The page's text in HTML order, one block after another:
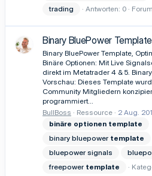
trading
Antworten: 0
Binary BluePower
Binary BluePower Template,
Binäre Optionen: Mit Live
direkt im Metatrader 4 & 5.
Vorschau: Dieses Template
Community Mitgliedern
programmiert...
BullBoss
Ressource
2 Aug.
binäre optionen template
binary bluepower template
bluepower signals
freepower template